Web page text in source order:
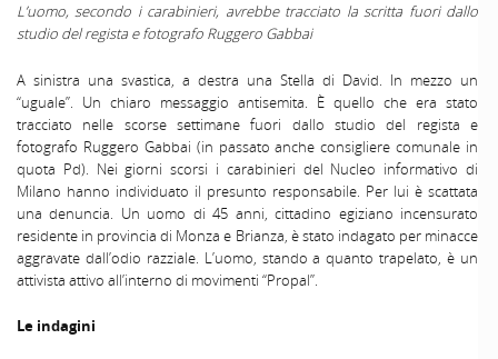
L’uomo, secondo i carabinieri, avrebbe tracciato la scritta fuori dallo
studio del regista e fotografo Ruggero Gabbai
A sinistra una svastica, a destra una Stella di David. In mezzo un
“uguale”. Un chiaro messaggio antisemita. È quello che era stato
tracciato nelle scorse settimane fuori dallo studio del regista e
fotografo Ruggero Gabbai (in passato anche consigliere comunale in
quota Pd). Nei giorni scorsi i carabinieri del Nucleo informativo di
Milano hanno individuato il presunto responsabile. Per lui è scattata
una denuncia. Un uomo di 45 anni, cittadino egiziano incensurato
residente in provincia di Monza e Brianza, è stato indagato per minacce
aggravate dall’odio razziale. L’uomo, stando a quanto trapelato, è un
attivista attivo all’interno di movimenti “Propal”.
Le indagini